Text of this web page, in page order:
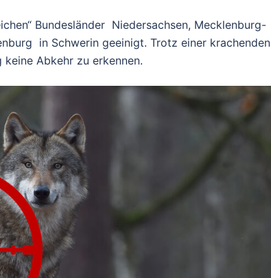
Bundesländer Niedersachsen, Mecklenburg-
in Schwerin geeinigt. Trotz einer krachenden
Abkehr zu erkennen.